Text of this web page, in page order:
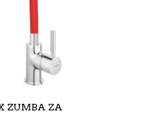
ZUMBA ZA